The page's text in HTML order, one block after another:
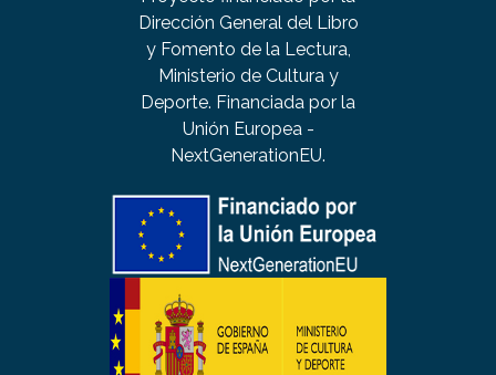
Dirección General del Libro
y Fomento de la Lectura,
Ministerio de Cultura y
Deporte. Financiada por la
Unión Europea -
NextGenerationEU.